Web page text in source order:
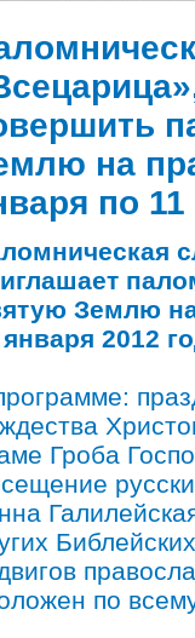
на
по
Землю на
января 2012
Гроба
по